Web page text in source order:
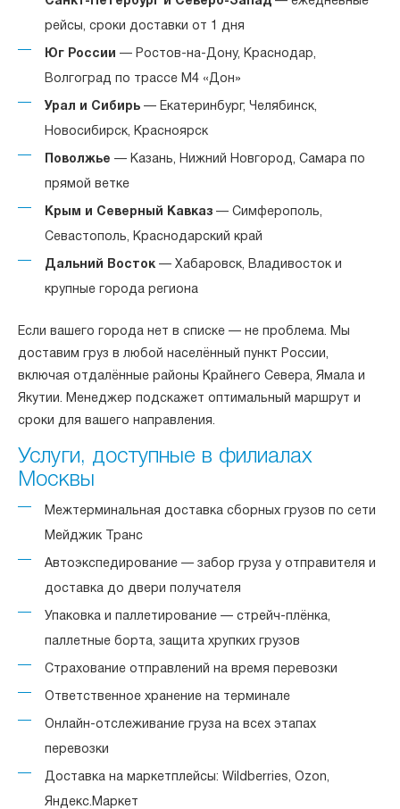
рейсы, сроки доставки от 1 дня
Юг России — Ростов-на-Дону, Краснодар,
Волгоград по трассе М4 «Дон»
Урал и Сибирь — Екатеринбург, Челябинск,
Новосибирск, Красноярск
Поволжье — Казань, Нижний Новгород, Самара по
прямой ветке
Крым и Северный Кавказ — Симферополь,
Севастополь, Краснодарский край
Дальний Восток — Хабаровск, Владивосток и
крупные города региона
Если вашего города нет в списке — не проблема. Мы
доставим груз в любой населённый пункт России,
включая отдалённые районы Крайнего Севера, Ямала и
Якутии. Менеджер подскажет оптимальный маршрут и
сроки для вашего направления.
Услуги, доступные в филиалах
Москвы
Межтерминальная доставка сборных грузов по сети
Мейджик Транс
Автоэкспедирование — забор груза у отправителя и
доставка до двери получателя
Упаковка и паллетирование — стрейч-плёнка,
паллетные борта, защита хрупких грузов
Страхование отправлений на время перевозки
Ответственное хранение на терминале
Онлайн-отслеживание груза на всех этапах
перевозки
Доставка на маркетплейсы: Wildberries, Ozon,
Яндекс.Маркет